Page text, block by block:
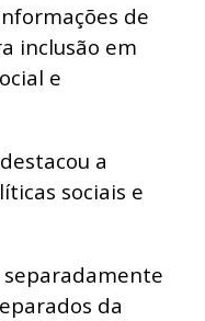
de
inclusão em
e
a
sociais e
da